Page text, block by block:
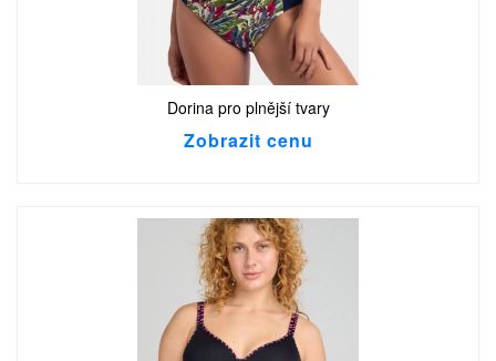
Dorina pro plnější tvary
Zobrazit cenu